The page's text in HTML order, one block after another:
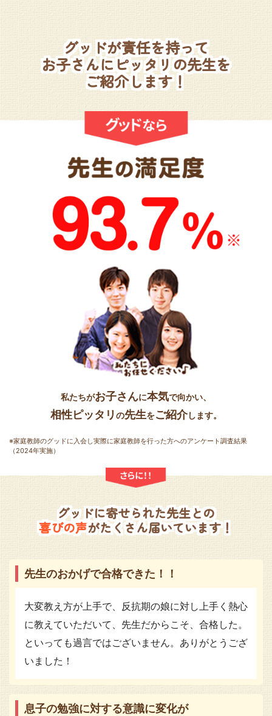
グッドが責任を持って
お子さんにピッタリの先生を
ご紹介します！
私たちがお子さんに本気で向かい、
相性ピッタリ の先生をご紹介します。
※家庭教師のグッドに入会し実際に家庭教師を行った方へのアンケート調査結果
（2024年実施）
グッドに寄せられた先生との
喜びの声がたくさん届いています！
先生のおかげで合格できた！！
大変教え方が上手で、反抗期の娘に対し上手く熱心
に教えていただいて、先生だからこそ、合格した。
といっても過言ではございません。ありがとうござ
いました！
息子の勉強に対する意識に変化が